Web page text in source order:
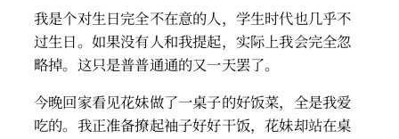
我是个对生日完全不在意的人，学生时代也几乎不
过生日。如果没有人和我提起，实际上我会完全忽
略掉。这只是普普通通的又一天罢了。
今晚回家看见花妹做了一桌子的好饭菜，全是我爱
吃的。我正准备撩起袖子好好干饭，花妹却站在桌